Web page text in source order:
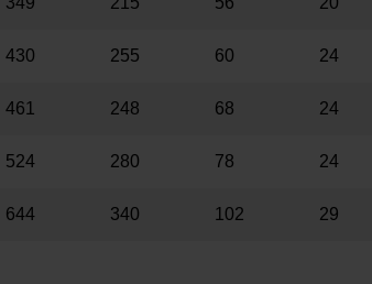
430 255 60 24
461 248 68 24
524 280 78 24
644 340 102 29